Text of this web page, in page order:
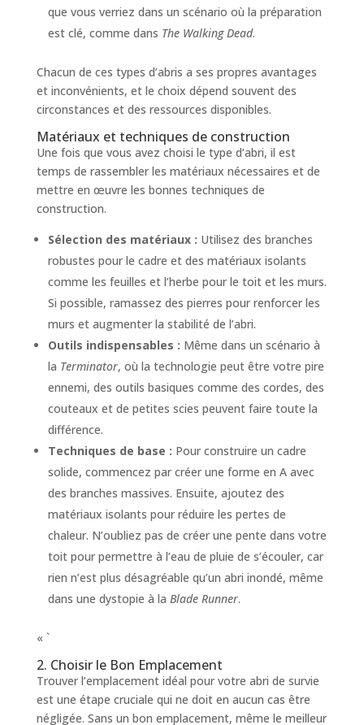
que vous verriez dans un scénario où la préparation
est clé, comme dans The Walking Dead.
Chacun de ces types d’abris a ses propres avantages
et inconvénients, et le choix dépend souvent des
circonstances et des ressources disponibles.
Matériaux et techniques de construction
Une fois que vous avez choisi le type d’abri, il est
temps de rassembler les matériaux nécessaires et de
mettre en œuvre les bonnes techniques de
construction.
Sélection des matériaux : Utilisez des branches
robustes pour le cadre et des matériaux isolants
comme les feuilles et l’herbe pour le toit et les murs.
Si possible, ramassez des pierres pour renforcer les
murs et augmenter la stabilité de l’abri.
Outils indispensables : Même dans un scénario à
la Terminator, où la technologie peut être votre pire
ennemi, des outils basiques comme des cordes, des
couteaux et de petites scies peuvent faire toute la
différence.
Techniques de base : Pour construire un cadre
solide, commencez par créer une forme en A avec
des branches massives. Ensuite, ajoutez des
matériaux isolants pour réduire les pertes de
chaleur. N’oubliez pas de créer une pente dans votre
toit pour permettre à l’eau de pluie de s’écouler, car
rien n’est plus désagréable qu’un abri inondé, même
dans une dystopie à la Blade Runner.
« `
2. Choisir le Bon Emplacement
Trouver l’emplacement idéal pour votre abri de survie
est une étape cruciale qui ne doit en aucun cas être
négligée. Sans un bon emplacement, même le meilleur